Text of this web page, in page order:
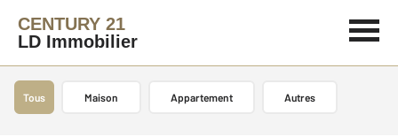
CENTURY 21
LD Immobilier
Tous Maison Appartement Autres